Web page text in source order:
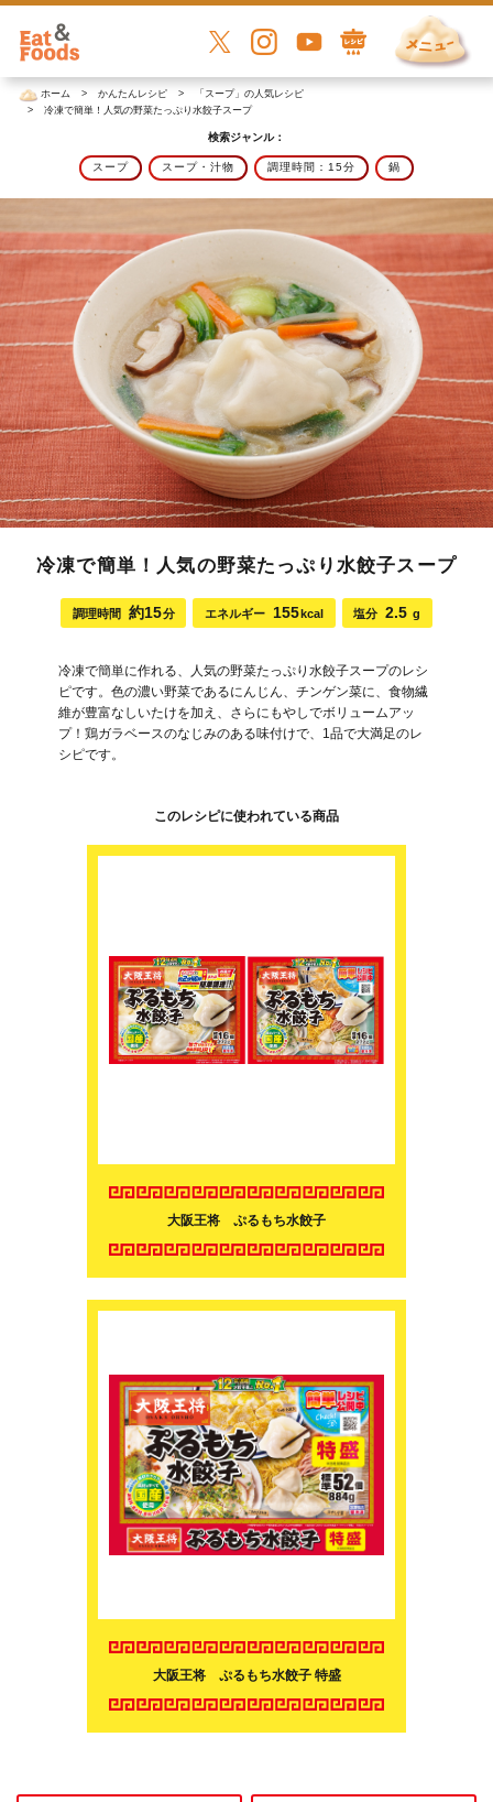
ホーム かんたんレシピ
「スープ」の人気レシピ
冷凍で簡単！人気の野菜たっぷり水餃子スープ
検索ジャンル：
スープ スープ・汁物 調理時間：15分 鍋
冷凍で簡単！人気の野菜たっぷり水餃子スープ
調理時間 約15分 エネルギー 155kcal 塩分 2.5 g
冷凍で簡単に作れる、人気の野菜たっぷり水餃子スープのレシ
ピです。色の濃い野菜であるにんじん、チンゲン菜に、食物繊
維が豊富なしいたけを加え、さらにもやしでボリュームアッ
プ！鶏ガラベースのなじみのある味付けで、1品で大満足のレ
シピです。
このレシピに使われている商品
大阪王将 ぷるもち水餃子
大阪王将 ぷるもち水餃子 特盛